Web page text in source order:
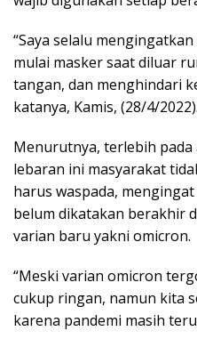
“Saya selalu
mulai masker saat diluar
tangan, dan menghindari
katanya, Kamis, (28/4/2022).
Menurutnya, terlebih
lebaran ini masyarakat
harus waspada,
belum dikatakan berakhir
varian baru yakni omicron.
“Meski varian omicron
cukup ringan, namun kita
karena pandemi masih